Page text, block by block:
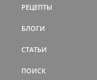
РЕЦЕПТЫ
БЛОГИ
СТАТЬИ
ПОИСК